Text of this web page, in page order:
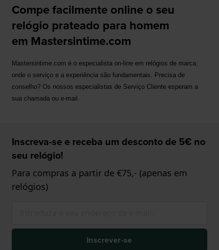
Compe facilmente online o seu
relógio prateado para homem
em Mastersintime.com
Mastersintime.com é o especialista on-line em relógios de marca,
onde o serviço e a experiência são fundamentais. Precisa de
conselho? Os nossos especialistas de Serviço Cliente esperam a
sua chamada ou e-mail.
Inscreva-se e receba um desconto de 5€ no
seu relógio!
Para compras a partir de €75,- (apenas em
relógios)
Inscrever-se